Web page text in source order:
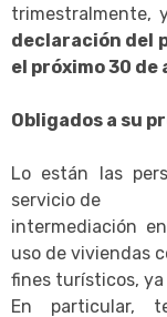
trimestralmente,
declaración del
el próximo 30 de
Obligados a su
Lo están las
servicio de
intermediación
uso de viviendas
fines turísticos,
En particular,